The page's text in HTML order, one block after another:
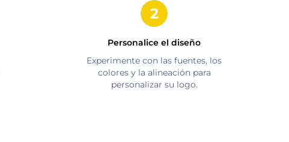
Personalice el diseño
Experimente con las fuentes, los
colores y la alineación para
personalizar su logo.